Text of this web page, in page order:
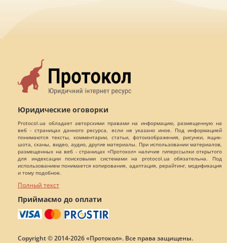
Юридические оговорки
Protocol.ua обладает авторскими правами на информацию, размещенную на
веб - страницах данного ресурса, если не указано иное. Под информацией
понимаются тексты, комментарии, статьи, фотоизображения, рисунки, ящик-
шота, сканы, видео, аудио, другие материалы. При использовании материалов,
размещенных на веб - страницах «Протокол» наличие гиперссылки открытого
для индексации поисковыми системами на protocol.ua обязательна. Под
использованием понимается копирования, адаптация, рерайтинг, модификация
и тому подобное.
Полный текст
Приймаємо до оплати
Copyright © 2014-2026 «Протокол». Все права защищены.